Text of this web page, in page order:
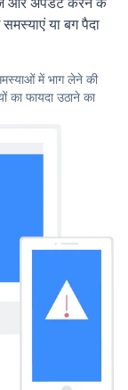
या बग पैदा
में भाग लेने की
का फायदा उठाने का